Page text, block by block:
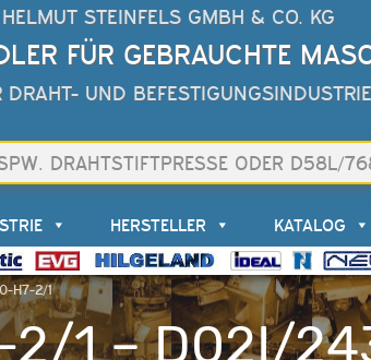
HELMUT STEINFELS GMBH & CO. KG
FÜR GEBRAUCHTE
DRAHT- UND
H7-2/1
HERSTELLER KATALOG
2/1 – D02I/